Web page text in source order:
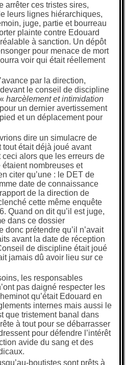
arrêter ces tristes sires,
leurs lignes hiérarchiques,
juge, partie et bourreau
plainte contre Edouard
à sanction. Un dépôt
pour menace de mort
voir qui était réellement
par la direction,
le conseil de discipline
harcèlement et intimidation
un dernier avertissement
et un déplacement pour
dire un simulacre de
était déjà joué avant
ceci alors que les erreurs de
nombreuses et
citer qu’une : le DET de
date de connaissance
de la direction de
cette même enquête
Quand on dit qu’il est juge,
dans ce dossier
prétendre qu’il n’avait
avant la date de réception
de discipline était joué
jamais dû avoir lieu sur ce
les responsables
pas daigné respecter les
qu’était Edouard en
internes mais aussi le
que tristement banal dans
à tout pour se débarrasser
pour défendre l’intérêt
avide du sang et des
boutistes sont prêts à